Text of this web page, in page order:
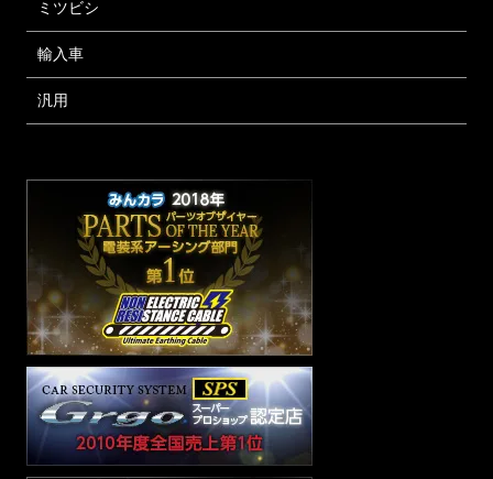
ミツビシ
輸入車
汎用